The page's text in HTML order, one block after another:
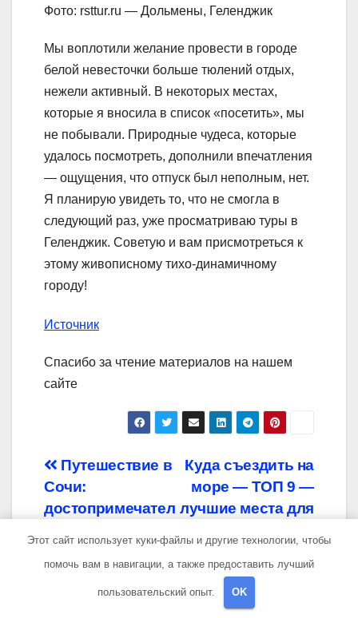
Фото: rsttur.ru — Дольмены, Геленджик
Мы воплотили желание провести в городе
белой невесточки больше тюлений отдых,
нежели активный. В некоторых местах,
которые я вносила в список «посетить», мы
не побывали. Природные чудеса, которые
удалось посмотреть, дополнили впечатления
— ощущения, что отпуск был неполным, нет.
Я планирую увидеть то, что не смогла в
следующий раз, уже просматриваю туры в
Геленджик. Советую и вам присмотреться к
этому живописному тихо-динамичному
городу!
Источник
Спасибо за чтение материалов на нашем
сайте
Навигация
по
записям
Куда съездить на
море — ТОП 9 —
лучшие места для
где побывать и
что посетить
Путешествие в
Сочи:
достопримечател
сходить, что
посмотреть
Этот сайт использует куки-файлы и другие технологии, чтобы
помочь вам в навигации, а также предоставить лучший
пользовательский опыт. OK